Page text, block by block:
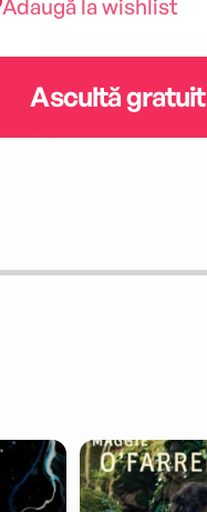
Adaugă la wishlist
Ascultă gratuit